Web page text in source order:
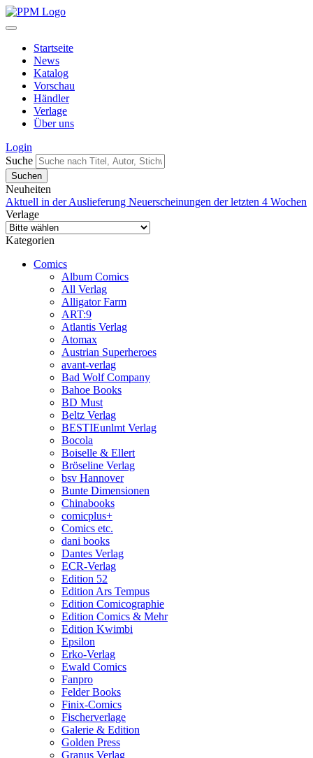
Startseite
News
Katalog
Vorschau
Händler
Verlage
Über uns
Login
Suche
Neuheiten
Aktuell in der Auslieferung Neuerscheinungen der letzten 4 Wochen
Verlage
Kategorien
Comics
Album Comics
All Verlag
Alligator Farm
ART:9
Atlantis Verlag
Atomax
Austrian Superheroes
avant-verlag
Bad Wolf Company
Bahoe Books
BD Must
Beltz Verlag
BESTIEunlmt Verlag
Bocola
Boiselle & Ellert
Bröseline Verlag
bsv Hannover
Bunte Dimensionen
Chinabooks
comicplus+
Comics etc.
dani books
Dantes Verlag
ECR-Verlag
Edition 52
Edition Ars Tempus
Edition Comicographie
Edition Comics & Mehr
Edition Kwimbi
Epsilon
Erko-Verlag
Ewald Comics
Fanpro
Felder Books
Finix-Comics
Fischerverlage
Galerie & Edition
Golden Press
Granus Verlag